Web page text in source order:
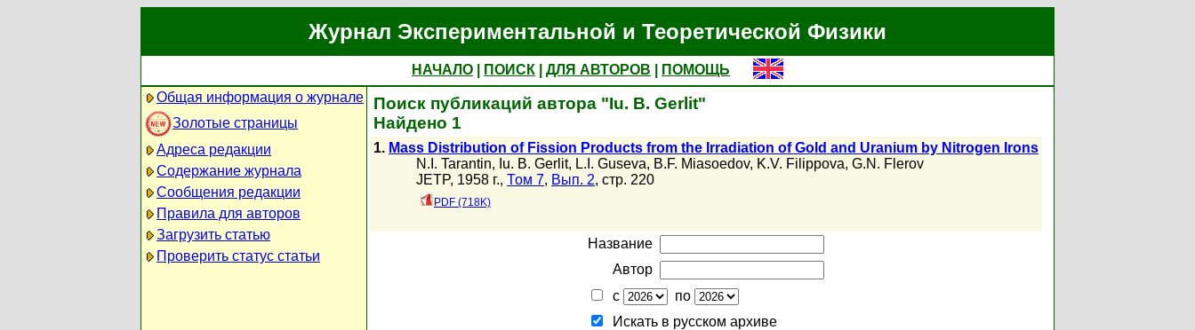
Журнал Экспериментальной и Теоретической Физики
НАЧАЛО ПОИСК ДЛЯ АВТОРОВ
ПОМОЩЬ
Общая информация о журнале
Золотые страницы
Адреса редакции
Содержание журнала
Сообщения редакции
Правила для авторов
Загрузить статью
Проверить статус статьи
Поиск публикаций автора "Iu. B. Gerlit"
Найдено 1
1. Mass Distribution of Fission Products from the Irradiation of Gold and Uranium by Nitrogen Irons
N.I. Tarantin, Iu. B. Gerlit, L.I. Guseva, B.F. Miasoedov, K.V. Filippova, G.N. Flerov
JETP, 1958 г., Том 7, Вып. 2, стр. 220
PDF (718K)
Название
Автор
с
по
Искать в русском архиве